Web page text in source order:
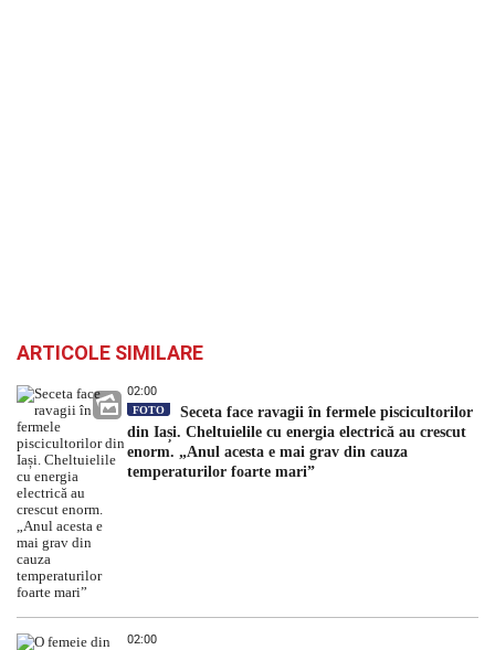
ARTICOLE SIMILARE
02:00
FOTO
Seceta face ravagii în fermele piscicultorilor
din Iași. Cheltuielile cu energia electrică au crescut
enorm. „Anul acesta e mai grav din cauza
temperaturilor foarte mari”
02:00